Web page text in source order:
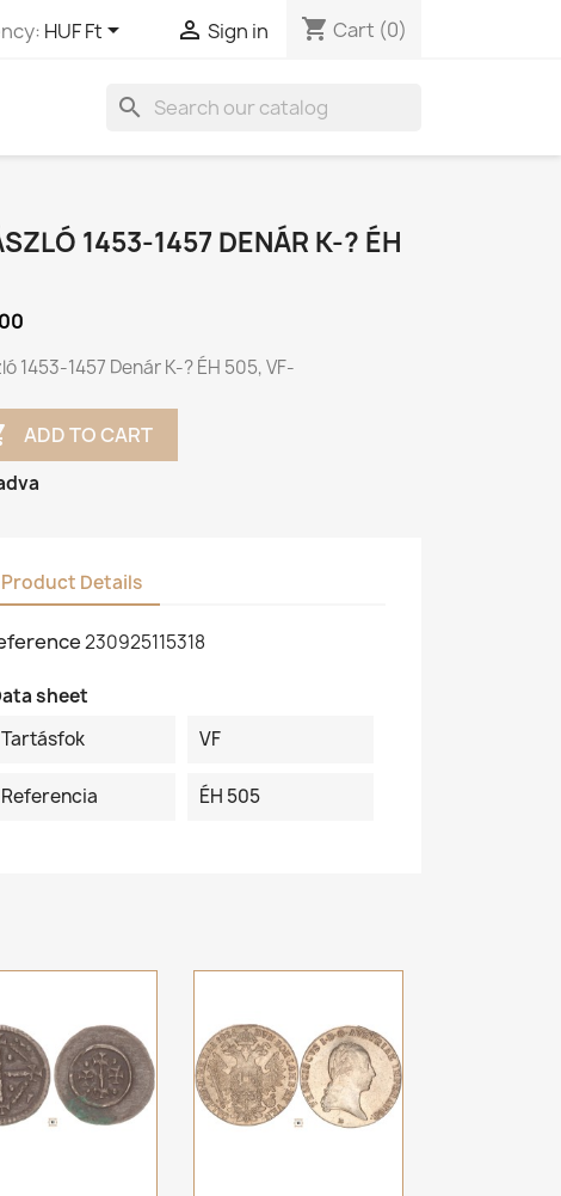
HUF Ft  Sign in shopping_cart Cart (0)
search
1453-1457 DENÁR K-? ÉH
1453-1457 Denár K-? ÉH 505, VF-
ADD TO CART
Product Details
230925115318
sheet
Tartásfok
VF
Referencia ÉH 505